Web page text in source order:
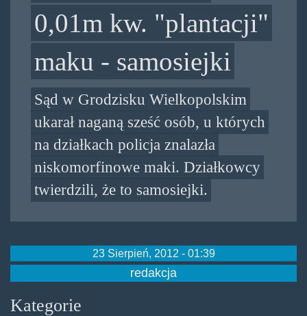
0,01m kw. "plantacji"
maku - samosiejki
Sąd w Grodzisku Wielkopolskim
ukarał naganą sześć osób, u których
na działkach policja znalazła
niskomorfinowe maki. Działkowcy
twierdzili, że to samosiejki.
23 Sierpień, 2012 - 01:39
redakcja
Kategorie